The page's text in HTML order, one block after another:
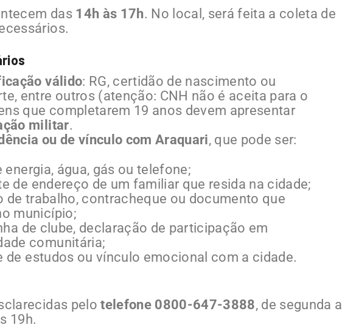
das 14h às 17h. No local, será feita a coleta de
válido: RG, certidão de nascimento ou
entre outros (atenção: CNH não é aceita para o
que completarem 19 anos devem apresentar
militar.
ou de vínculo com Araquari, que pode ser:
energia, água, gás ou telefone;
de endereço de um familiar que resida na cidade;
de trabalho, contracheque ou documento que
município;
de clube, declaração de participação em
comunitária;
de estudos ou vínculo emocional com a cidade.
pelotelefone 0800-647-3888, de segunda a
19h.